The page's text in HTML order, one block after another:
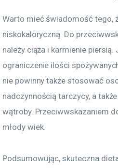
Warto mieć świadomość tego,
niskokaloryczną. Do
należy ciąża i karmienie
ograniczenie ilości
nie powinny także stosować
nadczynnością tarczycy, a
wątroby. Przeciwwskazaniem
młody wiek.
Podsumowując, skuteczna